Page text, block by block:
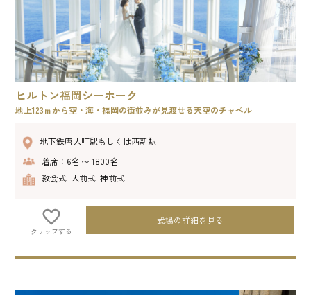
ヒルトン福岡シーホーク
地上123ｍから空・海・福岡の街並みが見渡せる天空のチャペル
地下鉄唐人町駅もしくは西新駅
着席：6名 〜 1800名
教会式 人前式 神前式
クリップする
式場の詳細を見る